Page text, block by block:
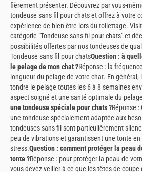
fièrement présenter. Découvrez par vous-
tondeuse sans fil pour chats et offrez à votre
expérience de bien-être lors du toilettage.
catégorie "Tondeuse sans fil pour chats" et
possibilités offertes par nos tondeuses de
Tondeuse sans fil pour chatsQuestion : à
le pelage de mon chat ?Réponse : la
longueur du pelage de votre chat. En
tondre le pelage toutes les 6 à 8 semaines
aspect soigné et une santé optimale du
une tondeuse spéciale pour chats ?Réponse
une tondeuse spécialement adaptée aux
tondeuses sans fil sont particulièrement
peu de vibrations et garantissent une tonte
stress.Question : comment protéger la peau
tonte ?Réponse : pour protéger la peau de
vous devez veiller à ce que les têtes de